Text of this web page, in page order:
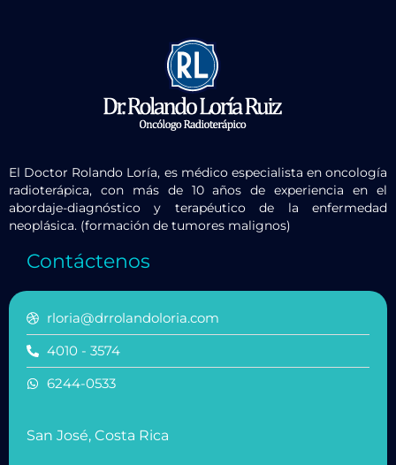
El Doctor Rolando Loría, es médico especialista en oncología
radioterápica, con más de 10 años de experiencia en el
abordaje-diagnóstico y terapéutico de la enfermedad
neoplásica. (formación de tumores malignos)
Contáctenos
rloria@drrolandoloria.com
4010 - 3574
6244-0533
San José, Costa Rica